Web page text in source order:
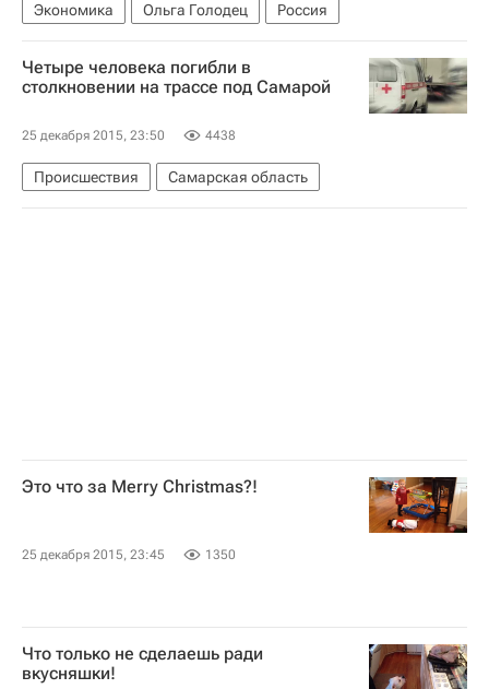
Экономика Ольга Голодец Россия
Четыре человека погибли в
столкновении на трассе под Самарой
25 декабря 2015, 23:50 4438
Происшествия Самарская область
Это что за Merry Christmas?!
25 декабря 2015, 23:45 1350
Что только не сделаешь ради
вкусняшки!